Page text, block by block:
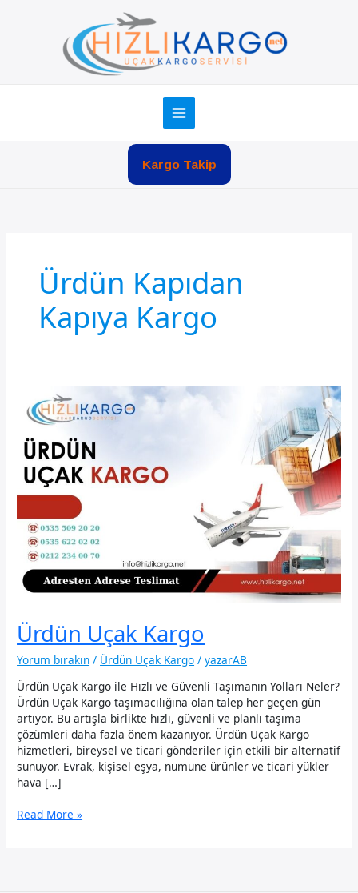
Kargo Takip
Ürdün Kapıdan
Kapıya Kargo
Ürdün Uçak Kargo
Yorum bırakın / Ürdün Uçak Kargo /yazarAB
Ürdün Uçak Kargo ile Hızlı ve Güvenli Taşımanın Yolları Neler?
Ürdün Uçak Kargo taşımacılığına olan talep her geçen gün
artıyor. Bu artışla birlikte hızlı, güvenli ve planlı taşıma
çözümleri daha fazla önem kazanıyor. Ürdün Uçak Kargo
hizmetleri, bireysel ve ticari gönderiler için etkili bir alternatif
sunuyor. Evrak, kişisel eşya, numune ürünler ve ticari yükler
hava […]
Ürdün
Read More »